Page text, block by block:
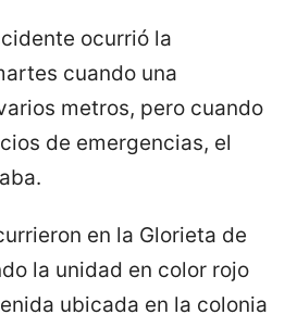
ocurrió la
cuando una
metros, pero cuando
de emergencias, el
en la Glorieta de
la unidad en color rojo
ubicada en la colonia